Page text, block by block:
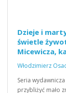
Dzieje i
świetle
Micewicza,
Włodzimierz
Seria
przybliżyć mało